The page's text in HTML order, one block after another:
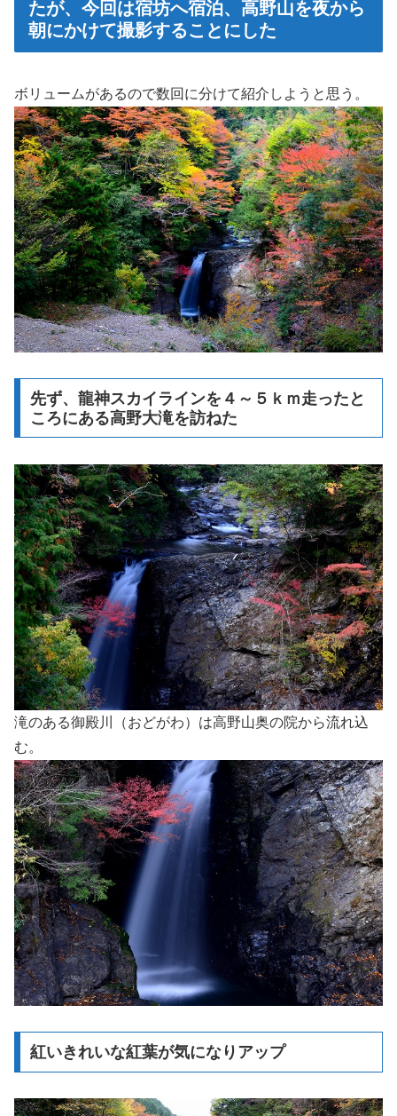
たが、今回は宿坊へ宿泊、高野山を夜から
朝にかけて撮影することにした
ボリュームがあるので数回に分けて紹介しようと思う。
先ず、龍神スカイラインを４～５ｋｍ走ったと
ころにある高野大滝を訪ねた
滝のある御殿川（おどがわ）は高野山奥の院から流れ込
む。
紅いきれいな紅葉が気になりアップ